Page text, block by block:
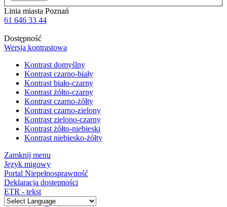
Linia miasta Poznań
61 646 33 44
Dostępność
Wersja kontrastowa
Kontrast domyślny
Kontrast czarno-biały
Kontrast biało-czarny
Kontrast żółto-czarny
Kontrast czarno-żółty
Kontrast czarno-zielony
Kontrast zielono-czarny
Kontrast żółto-niebieski
Kontrast niebiesko-żółty
Zamknij menu
Język migowy
Portal Niepełnosprawność
Deklaracja dostępności
ETR - tekst